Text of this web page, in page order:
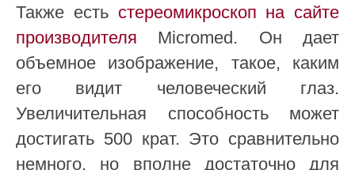
Также есть стереомикроскоп на сайте
производителя Micromed. Он дает
объемное изображение, такое, каким
его видит человеческий глаз.
Увеличительная способность может
достигать 500 крат. Это сравнительно
немного, но вполне достаточно для